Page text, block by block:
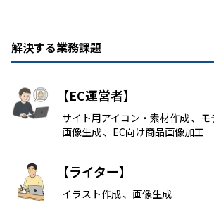
解決する業務課題
【EC運営者】
サイト用アイコン・素材作成、 モ
画像生成、 EC向け商品画像加工
【ライター】
イラスト作成、 画像生成